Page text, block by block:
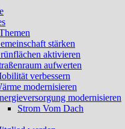
stärken
aktivieren
aufwerten
verbessern
modernisieren
modernisieren
Strom Vom Dach